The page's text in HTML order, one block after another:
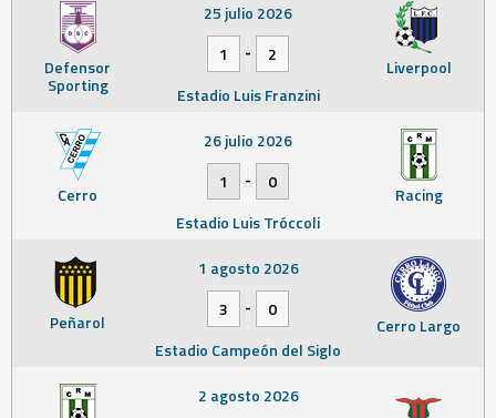
Defensor
Sporting
Liverpool
25 julio 2026
1
-
2
Estadio Luis Franzini
Cerro Racing
26 julio 2026
1
-
0
Estadio Luis Tróccoli
Peñarol Cerro Largo
1 agosto 2026
3
-
0
Estadio Campeón del Siglo
2 agosto 2026